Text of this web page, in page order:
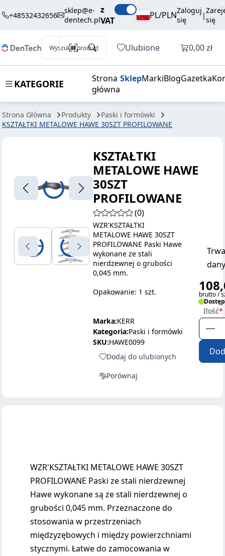
+48532432656
sklep@e-
dentech.pl
z
VAT
PL/PLNZaloguj
się
|się
Wyszukaj produkt Ulubione Otwórz
0,00 zł
KATEGORIE
Strona
główna
SklepMarkiBlogGazetka
Strona Główna Produkty
Paski i formówki
KSZTAŁTKI METALOWE HAWE 30SZT PROFILOWANE
METALOWE
HAWE 30SZT
PROFILOWANE
brutto / szt.
KSZTAŁTKI
METALOWE HAWE
30SZT
PROFILOWANE
(0)
WZR'KSZTAŁTKI
METALOWE HAWE 30SZT
PROFILOWANE Paski Hawe
wykonane ze stali
nierdzewnej o grubości
0,045 mm.
Opakowanie: 1 szt.
Marka:KERR
Kategoria:Paski i formówki
SKU:HAWE0099
Dodaj do ulubionych
Porównaj
brutto /
Ilość
WZR'KSZTAŁTKI METALOWE HAWE 30SZT
PROFILOWANE Paski ze stali nierdzewnej
Hawe wykonane są ze stali nierdzewnej o
grubości 0,045 mm. Przeznaczone do
stosowania w przestrzeniach
międzyzębowych i między powierzchniami
stycznymi. Łatwe do zamocowania w